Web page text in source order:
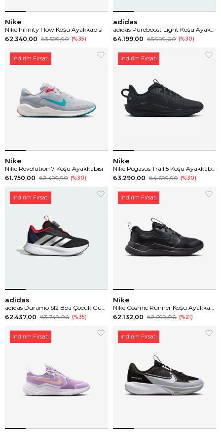
Nike
Nike Infinity Flow Koşu Ayakkabısı
₺2.340,00 ₺3.599,90 %35
adidas
adidas Pureboost Light Koşu Ayakkabısı
₺4.199,00 ₺5.999,00 %30
Nike
Nike Revolution 7 Koşu Ayakkabısı
₺1.750,00 ₺2.499,90 %30
İndirim Fırsatı
Nike
Nike Pegasus Trail 5 Koşu Ayakkabısı
₺3.290,00 ₺4.699,90 %30
İndirim Fırsatı
adidas
adidas Duramo Sl2 Boa Çocuk Günlük Spor Ayakkabı
₺2.437,00 ₺3.749,00 %35
İndirim Fırsatı
Nike
Nike Cosmic Runner Koşu Ayakkabısı
₺2.132,00 ₺2.699,00 %21
İndirim Fırsatı
İndirim Fırsatı İndirim Fırsatı